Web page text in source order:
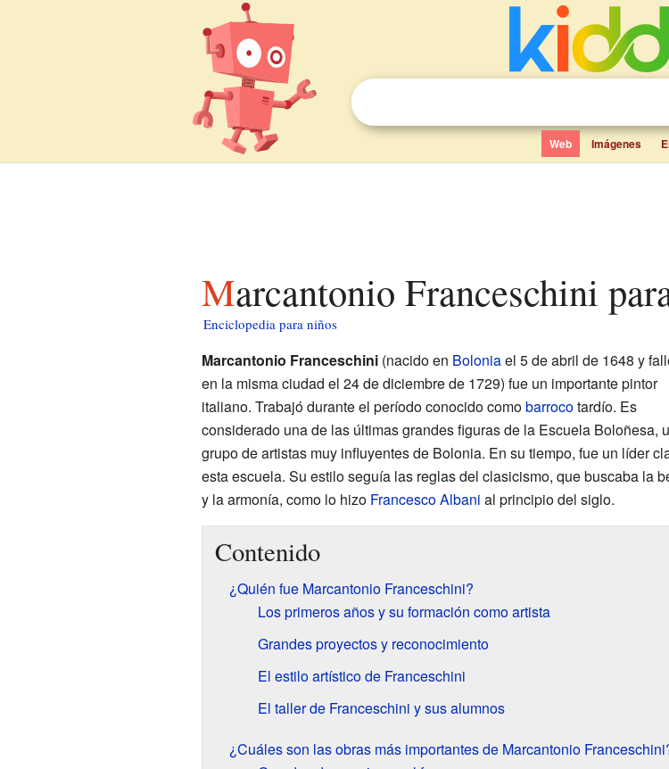
Web Imágenes
Marcantonio Franceschini
Enciclopedia para niños
Marcantonio Franceschini(nacido en Boloniael 5 de abril de 1648 y
en la misma ciudad el 24 de diciembre de 1729) fue un importante pintor
italiano. Trabajó durante el período conocido comobarrocotardío. Es
considerado una de las últimas grandes figuras de la Escuela Boloñesa,
grupo de artistas muy influyentes de Bolonia. En su tiempo, fue un líder
esta escuela. Su estilo seguía las reglas del clasicismo, que buscaba la
y la armonía, como lo hizo Francesco Albani al principio del siglo.
Contenido
¿Quién fue Marcantonio Franceschini?
Los primeros años y su formación como artista
Grandes proyectos y reconocimiento
El estilo artístico de Franceschini
El taller de Franceschini y sus alumnos
¿Cuáles son las obras más importantes de Marcantonio